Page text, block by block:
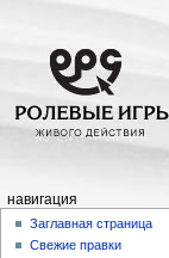
навигация
Заглавная страница
Свежие правки